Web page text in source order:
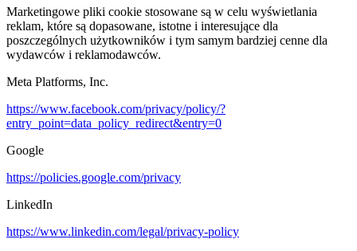
Marketingowe pliki cookie stosowane są w celu wyświetlania
reklam, które są dopasowane, istotne i interesujące dla
poszczególnych użytkowników i tym samym bardziej cenne dla
wydawców i reklamodawców.
Meta Platforms, Inc.
https://www.facebook.com/privacy/policy/?
entry_point=data_policy_redirect&entry=0
Google
https://policies.google.com/privacy
LinkedIn
https://www.linkedin.com/legal/privacy-policy